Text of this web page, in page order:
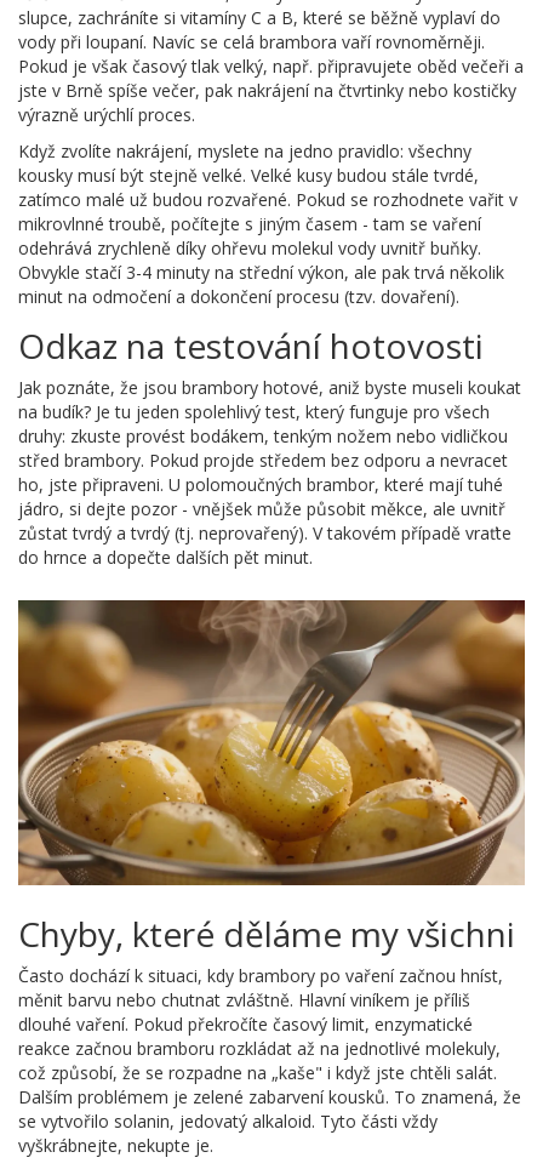
slupce, zachráníte si vitamíny C a B, které se běžně vyplaví do
vody při loupaní. Navíc se celá brambora vaří rovnoměrněji.
Pokud je však časový tlak velký, např. připravujete oběd večeři a
jste v Brně spíše večer, pak nakrájení na čtvrtinky nebo kostičky
výrazně urýchlí proces.
Když zvolíte nakrájení, myslete na jedno pravidlo: všechny
kousky musí být stejně velké. Velké kusy budou stále tvrdé,
zatímco malé už budou rozvařené. Pokud se rozhodnete vařit v
mikrovlnné troubě, počítejte s jiným časem - tam se vaření
odehrává zrychleně díky ohřevu molekul vody uvnitř buňky.
Obvykle stačí 3-4 minuty na střední výkon, ale pak trvá několik
minut na odmočení a dokončení procesu (tzv. dovaření).
Odkaz na testování hotovosti
Jak poznáte, že jsou brambory hotové, aniž byste museli koukat
na budík? Je tu jeden spolehlivý test, který funguje pro všech
druhy: zkuste provést bodákem, tenkým nožem nebo vidličkou
střed brambory. Pokud projde středem bez odporu a nevracet
ho, jste připraveni. U polomoučných brambor, které mají tuhé
jádro, si dejte pozor - vnějšek může působit měkce, ale uvnitř
zůstat tvrdý a tvrdý (tj. neprovařený). V takovém případě vraťte
do hrnce a dopečte dalších pět minut.
Chyby, které děláme my všichni
Často dochází k situaci, kdy brambory po vaření začnou hníst,
měnit barvu nebo chutnat zvláštně. Hlavní viníkem je příliš
dlouhé vaření. Pokud překročíte časový limit, enzymatické
reakce začnou bramboru rozkládat až na jednotlivé molekuly,
což způsobí, že se rozpadne na „kaše" i když jste chtěli salát.
Dalším problémem je zelené zabarvení kousků. To znamená, že
se vytvořilo solanin, jedovatý alkaloid. Tyto části vždy
vyškrábnejte, nekupte je.